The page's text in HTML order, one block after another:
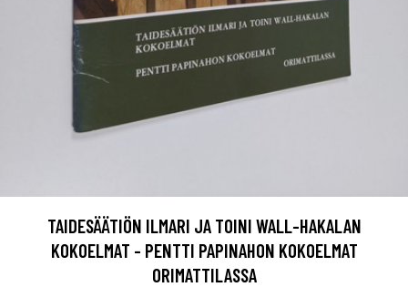
TAIDESÄÄTIÖN ILMARI JA TOINI WALL-HAKALAN
KOKOELMAT - PENTTI PAPINAHON KOKOELMAT
ORIMATTILASSA